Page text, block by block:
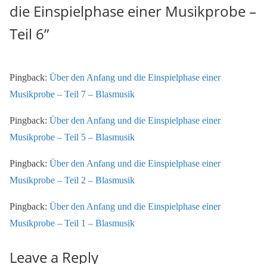
die Einspielphase einer Musikprobe –
Teil 6”
Pingback: Über den Anfang und die Einspielphase einer
Musikprobe – Teil 7 – Blasmusik
Pingback: Über den Anfang und die Einspielphase einer
Musikprobe – Teil 5 – Blasmusik
Pingback: Über den Anfang und die Einspielphase einer
Musikprobe – Teil 2 – Blasmusik
Pingback: Über den Anfang und die Einspielphase einer
Musikprobe – Teil 1 – Blasmusik
Leave a Reply